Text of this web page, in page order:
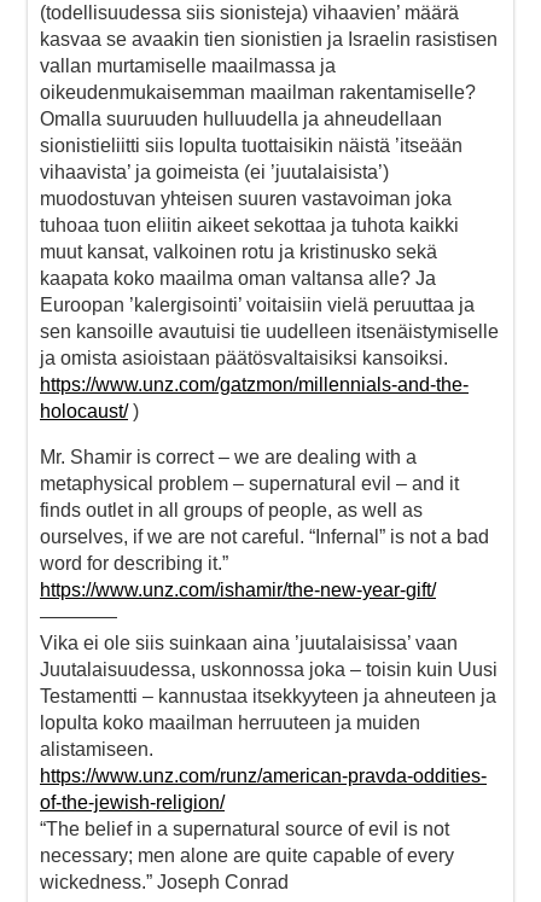
(todellisuudessa siis sionisteja) vihaavien’ määrä
kasvaa se avaakin tien sionistien ja Israelin rasistisen
vallan murtamiselle maailmassa ja
oikeudenmukaisemman maailman rakentamiselle?
Omalla suuruuden hulluudella ja ahneudellaan
sionistieliitti siis lopulta tuottaisikin näistä ’itseään
vihaavista’ ja goimeista (ei ’juutalaisista’)
muodostuvan yhteisen suuren vastavoiman joka
tuhoaa tuon eliitin aikeet sekottaa ja tuhota kaikki
muut kansat, valkoinen rotu ja kristinusko sekä
kaapata koko maailma oman valtansa alle? Ja
Euroopan ’kalergisointi’ voitaisiin vielä peruuttaa ja
sen kansoille avautuisi tie uudelleen itsenäistymiselle
ja omista asioistaan päätösvaltaisiksi kansoiksi.
https://www.unz.com/gatzmon/millennials-and-the-
holocaust/)
Mr. Shamir is correct – we are dealing with a
metaphysical problem – supernatural evil – and it
finds outlet in all groups of people, as well as
ourselves, if we are not careful. “Infernal” is not a bad
word for describing it.”
https://www.unz.com/ishamir/the-new-year-gift/
————
Vika ei ole siis suinkaan aina ’juutalaisissa’ vaan
Juutalaisuudessa, uskonnossa joka – toisin kuin Uusi
Testamentti – kannustaa itsekkyyteen ja ahneuteen ja
lopulta koko maailman herruuteen ja muiden
alistamiseen.
https://www.unz.com/runz/american-pravda-oddities-
of-the-jewish-religion/
“The belief in a supernatural source of evil is not
necessary; men alone are quite capable of every
wickedness.” Joseph Conrad